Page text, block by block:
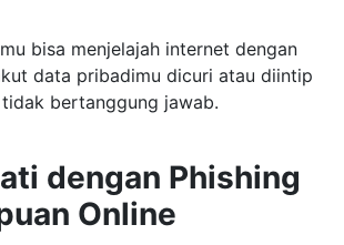
bisa menjelajah internet dengan
data pribadimu dicuri atau diintip
bertanggung jawab.
dengan Phishing
Online